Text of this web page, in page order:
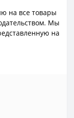
на все товары
Мы
на